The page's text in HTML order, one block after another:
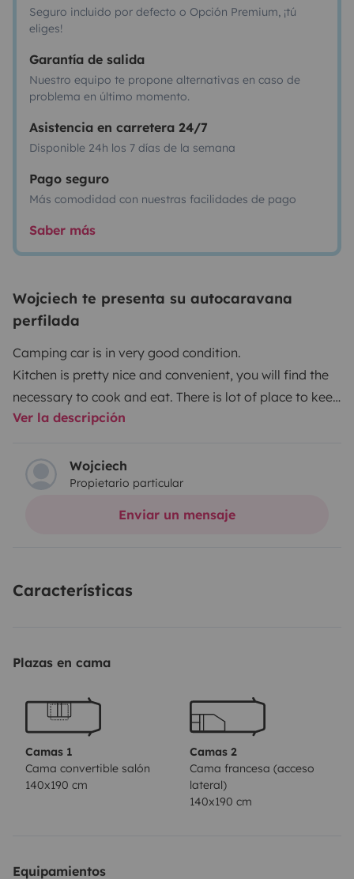
Seguro incluido por defecto o Opción Premium, ¡tú
eliges!
Garantía de salida
Nuestro equipo te propone alternativas en caso de
problema en último momento.
Asistencia en carretera 24/7
Disponible 24h los 7 días de la semana
Pago seguro
Más comodidad con nuestras facilidades de pago
Saber más
Wojciech te presenta su autocaravana
perfilada
Camping car is in very good condition.
Kitchen is pretty nice and convenient, you will find the
necessary to cook and eat. There is lot of place to keep
your stuff and space tidy.Bathroom is quite
propose materiel for cooking, eating, sleeping and
playing so you can travel light.There is possibility to
come search you in Quimper train station or to park
Ver la descripción
Wojciech
Propietario particular
Enviar un mensaje
Características
Plazas en cama
Camas 1
Cama convertible salón
140x190 cm
Camas 2
Cama francesa (acceso
lateral)
140x190 cm
Equipamientos